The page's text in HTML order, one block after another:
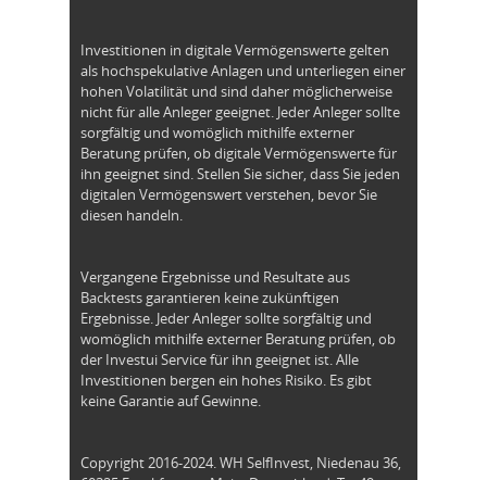
Investitionen in digitale Vermögenswerte gelten
als hochspekulative Anlagen und unterliegen einer
hohen Volatilität und sind daher möglicherweise
nicht für alle Anleger geeignet. Jeder Anleger sollte
sorgfältig und womöglich mithilfe externer
Beratung prüfen, ob digitale Vermögenswerte für
ihn geeignet sind. Stellen Sie sicher, dass Sie jeden
digitalen Vermögenswert verstehen, bevor Sie
diesen handeln.
Vergangene Ergebnisse und Resultate aus
Backtests garantieren keine zukünftigen
Ergebnisse. Jeder Anleger sollte sorgfältig und
womöglich mithilfe externer Beratung prüfen, ob
der Investui Service für ihn geeignet ist. Alle
Investitionen bergen ein hohes Risiko. Es gibt
keine Garantie auf Gewinne.
Copyright 2016-2024. WH SelfInvest, Niedenau 36,